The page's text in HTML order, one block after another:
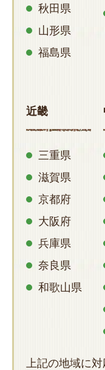
秋田県
山形県
福島県
近畿
三重県
滋賀県
京都府
大阪府
兵庫県
奈良県
和歌山県
上記の地域に